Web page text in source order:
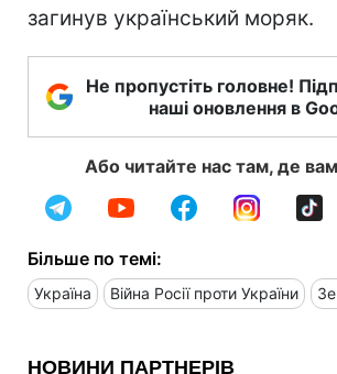
загинув український моряк.
Не пропустіть головне!
наші оновлення в
Або читайте нас там, де
Більше по темі:
Україна Війна Росії проти України